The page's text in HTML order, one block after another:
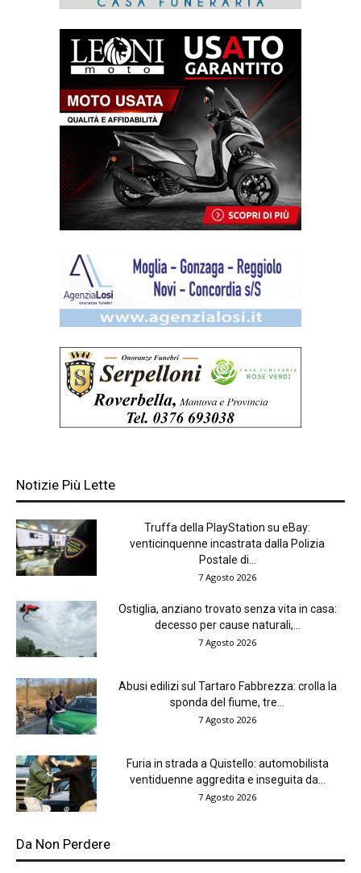
Notizie Più Lette
Truffa della PlayStation su eBay:
venticinquenne incastrata dalla Polizia
Postale di...
7 Agosto 2026
Ostiglia, anziano trovato senza vita in casa:
decesso per cause naturali,...
7 Agosto 2026
Abusi edilizi sul Tartaro Fabbrezza: crolla la
sponda del fiume, tre...
7 Agosto 2026
Furia in strada a Quistello: automobilista
ventiduenne aggredita e inseguita da...
7 Agosto 2026
Da Non Perdere